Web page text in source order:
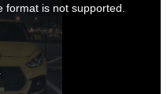
format is not supported.